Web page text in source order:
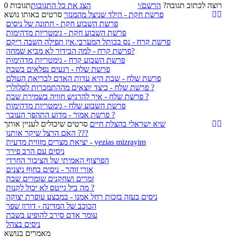
0 תגובות רוצה לכתוב תגובה? הרשם/י
הצג את כל התגובות
סרטים באותו נושא פרשת חקת - הילד שניצל מהמנזר
פרשת השבוע חקת - חתונה של ניסים
פרשת השבוע חקת - גימטריות מדהימות
פרשת קרח - נס בכותל המערבי.אין תפילה השבה ריקם
פרשת קרח - למה הבידור לא מביא שמחה?
פרשת השבוע קרח - גימטריות מדהימות
פרשת שלח - רגעים נפלאים בשבת
פרשת שלח - שבת היא עדות האדם לבריאת העולם
פרשת שלח - כיצד יוצאים מההתמכרות לסלולרי ?
פרשת שלח - איך להרגיש חוויה בשמירת שבת ?
פרשת השבוע שלח - גימטריות מדהימות
פרשת אמור - מדוע התהפך העובר ?
סרטים שיכולים לעניין אותך שיא ישראלי בהצלת חיים
האם הרצל שיקר אותנו ???
יציאת מצרים מזווית מדעית - yezias mizrayim
ניסים עם הרב פירר
הפרצוף האמיתי של הציבור החרדי
אורי זוהר - ניסים בחוף ניצנים
זמרים ושחקנים שומרים שבת
מה ביל גייטס לא יכול לקנות ?
ניסים בעזה בזכות רחל אמנו - במבצע עופרת יצוקה
הכוכב של המדינה - דורון שפר
עומר אדם סירב להופיע בשבת
ניסים בצהל
מאמרים בנושא